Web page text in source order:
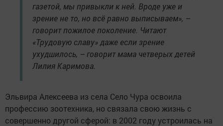
газетой, мы привыкли к ней. Вроде уже и
зрение не то, но всё равно выписываем», –
говорит пожилое поколение. Читают
«Трудовую славу» даже если зрение
ухудшилось, – говорит мама четверых детей
Лилия Каримова.
Эльвира Алексеева из села Село Чура освоила
профессию зоотехника, но связала свою жизнь с
совершенно другой сферой: в 2002 году устроилась на